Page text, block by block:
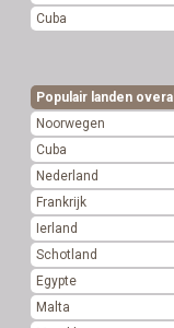
Cuba
Populair landen overall
Noorwegen
Cuba
Nederland
Frankrijk
Ierland
Schotland
Egypte
Malta